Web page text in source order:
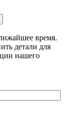
время.
детали для
нашего